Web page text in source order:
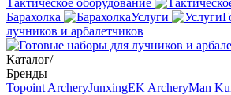
Тактическое оборудование
Барахолка
Услуги
лучников и арбалетчиков
Каталог/
Бренды
Topoint ArcheryJunxingEK ArcheryMan